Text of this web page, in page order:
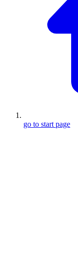
go to start page